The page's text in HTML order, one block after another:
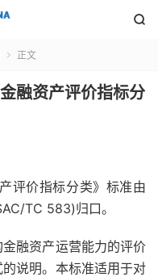

 正文
融资产评价指标分
评价指标分类》标准由
TC 583)归口。
融资产运营能力的评价
说明。本标准适用于对